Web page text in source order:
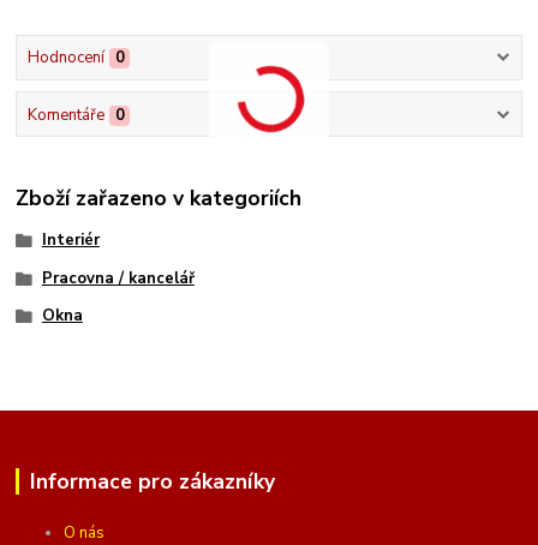
Hodnocení 0
Komentáře 0
Zboží zařazeno v kategoriích
Interiér
Pracovna / kancelář
Okna
Informace pro zákazníky
O nás